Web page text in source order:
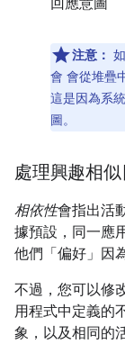
回應意圖
注意：
會 會從堆疊
這是因為系
圖。
處理興趣相
相依性會指出活
據預設，同一應
他們「偏好」因
不過，您可以修
用程式中定義的
象，以及相同的